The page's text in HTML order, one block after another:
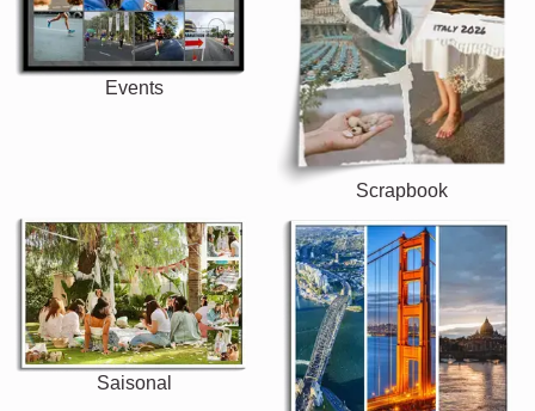
Events
Scrapbook
Saisonal